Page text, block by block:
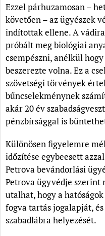
Ezzel párhuzamosan –
követően – az ügyészek
indítottak ellene. A
próbált meg biológiai
csempészni, anélkül
beszerezte volna. Ez a
szövetségi törvények
bűncselekménynek
akár 20 év
pénzbírsággal is
Különösen figyelemre
időzítése egybeesett
Petrova bevándorlási
Petrova ügyvédje szerint
utalhat, hogy a
fogva tartás jogalapját,
szabadlábra helyezését.